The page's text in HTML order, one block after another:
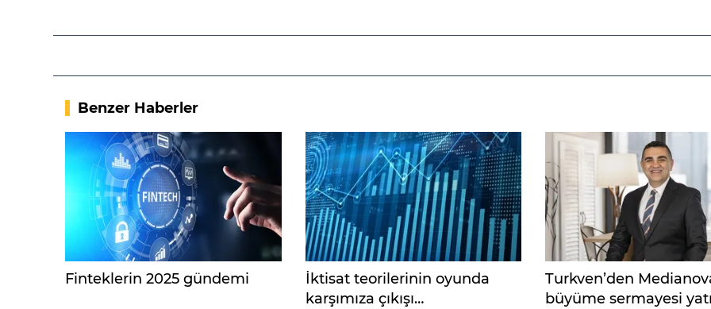
Benzer Haberler
Finteklerin 2025 gündemi
İktisat teorilerinin oyunda
karşımıza çıkışı…
Turkven’den
büyüme sermayesi